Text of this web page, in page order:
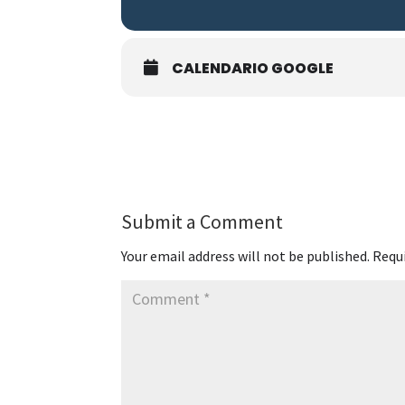
CALENDARIO GOOGLE
Submit a Comment
Your email address will not be published.